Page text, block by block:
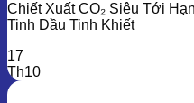
Chiết Xuất CO₂ Siêu Tới
Tinh Dầu Tinh Khiết
17
Th10